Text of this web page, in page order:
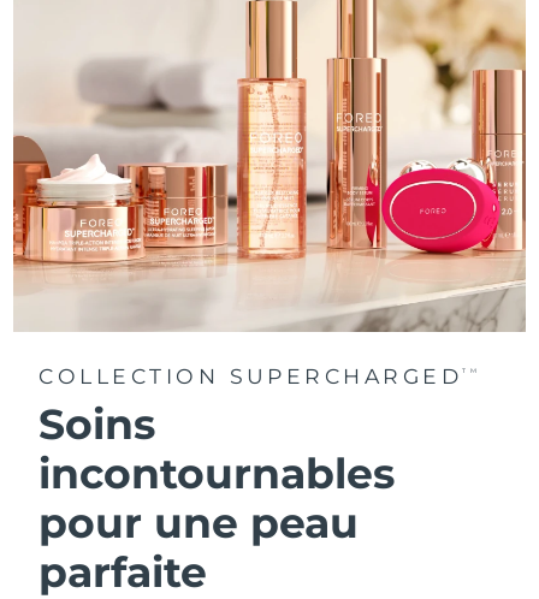
COLLECTION SUPERCHARGEDTM
Soins
incontournables
pour une peau
parfaite